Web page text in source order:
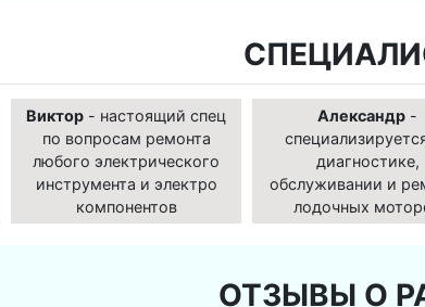
Виктор - настоящий спец
по вопросам ремонта
любого электрического
инструмента и электро
компонентов
Александр -
диагностике,
обслуживании и
лодочных
ОТЗЫВЫ О